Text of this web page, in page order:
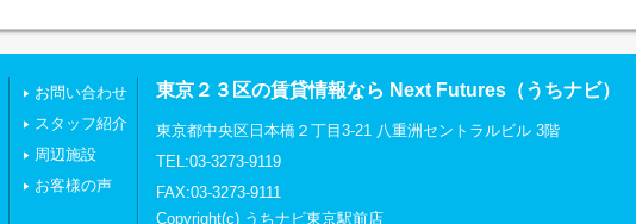
お問い合わせ
スタッフ紹介
周辺施設
お客様の声
東京２３区の賃貸情報なら Next Futures（うちナビ）
東京都中央区日本橋２丁目3-21 八重洲セントラルビル 3階
TEL:03-3273-9119
FAX:03-3273-9111
Copyright(c) うちナビ東京駅前店